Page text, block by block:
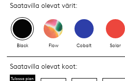
Saatavilla olevat värit:
Black Flow Cobalt Solar
Saatavilla olevat koot:
Tulossa pian